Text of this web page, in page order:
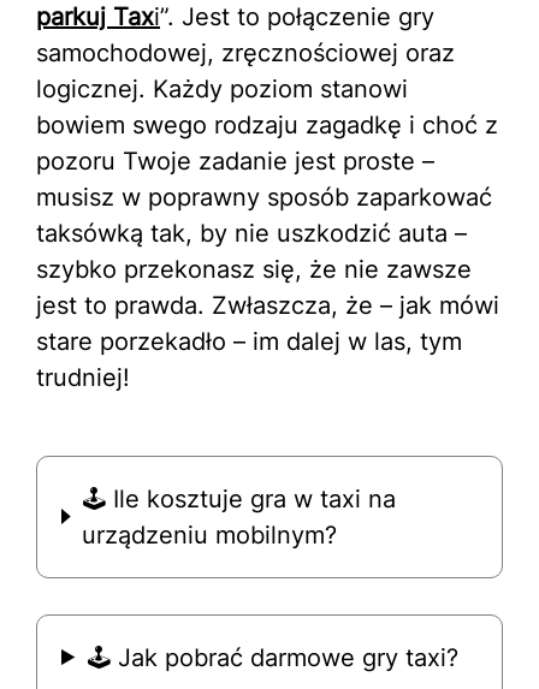
parkuj Taxi”. Jest to połączenie gry
samochodowej, zręcznościowej oraz
logicznej. Każdy poziom stanowi
bowiem swego rodzaju zagadkę i choć z
pozoru Twoje zadanie jest proste –
musisz w poprawny sposób zaparkować
taksówką tak, by nie uszkodzić auta –
szybko przekonasz się, że nie zawsze
jest to prawda. Zwłaszcza, że – jak mówi
stare porzekadło – im dalej w las, tym
trudniej!
🕹 Ile kosztuje gra w taxi na
urządzeniu mobilnym?
🕹 Jak pobrać darmowe gry taxi?